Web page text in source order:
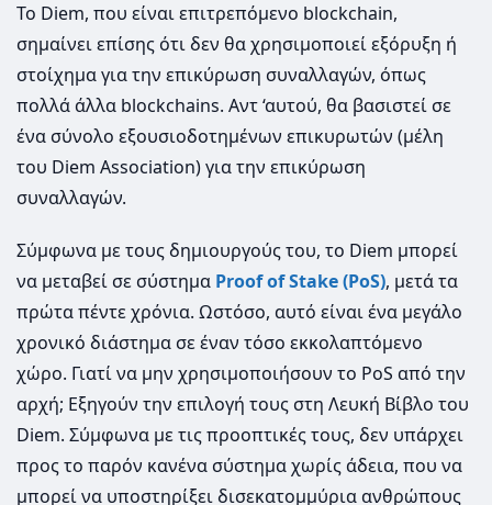
Το Diem, που είναι επιτρεπόμενο blockchain,
σημαίνει επίσης ότι δεν θα χρησιμοποιεί εξόρυξη ή
στοίχημα για την επικύρωση συναλλαγών, όπως
πολλά άλλα blockchains. Αντ ‘αυτού, θα βασιστεί σε
ένα σύνολο εξουσιοδοτημένων επικυρωτών (μέλη
του Diem Association) για την επικύρωση
συναλλαγών.
Σύμφωνα με τους δημιουργούς του, το Diem μπορεί
να μεταβεί σε σύστημα Proof of Stake (PoS), μετά τα
πρώτα πέντε χρόνια. Ωστόσο, αυτό είναι ένα μεγάλο
χρονικό διάστημα σε έναν τόσο εκκολαπτόμενο
χώρο. Γιατί να μην χρησιμοποιήσουν το PoS από την
αρχή; Εξηγούν την επιλογή τους στη Λευκή Βίβλο του
Diem. Σύμφωνα με τις προοπτικές τους, δεν υπάρχει
προς το παρόν κανένα σύστημα χωρίς άδεια, που να
μπορεί να υποστηρίξει δισεκατομμύρια ανθρώπους